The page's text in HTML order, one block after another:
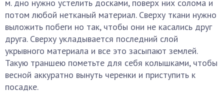
м. дно нужно устелить досками, поверх них солома и
потом любой нетканый материал. Сверху ткани нужно
выложить побеги но так, чтобы они не касались друг
друга. Сверху укладывается последний слой
укрывного материала и все это засыпают землей.
Такую траншею пометьте для себя колышками, чтобы
весной аккуратно вынуть черенки и приступить к
посадке.